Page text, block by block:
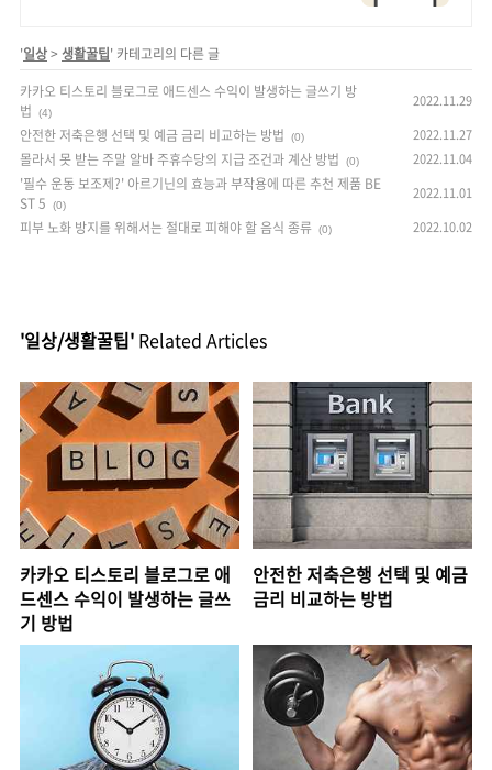
'일상> 생활꿀팁' 카테고리의 다른 글
카카오 티스토리 블로그로 애드센스 수익이 발생하는 글쓰기 방
법
(4)
2022.11.29
안전한 저축은행 선택 및 예금 금리 비교하는 방법 (0) 2022.11.27
몰라서 못 받는 주말 알바 주휴수당의 지급 조건과 계산 방법 (0) 2022.11.04
'필수 운동 보조제?' 아르기닌의 효능과 부작용에 따른 추천 제품 BE
ST 5
(0)
2022.11.01
피부 노화 방지를 위해서는 절대로 피해야 할 음식 종류 (0) 2022.10.02
'일상/생활꿀팁' Related Articles
카카오 티스토리 블로그로 애
드센스 수익이 발생하는 글쓰
기 방법
안전한 저축은행 선택 및 예금
금리 비교하는 방법